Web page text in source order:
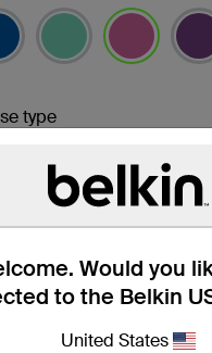
Would you
to the Belkin
United States
type
Cable
USB-C
已选择